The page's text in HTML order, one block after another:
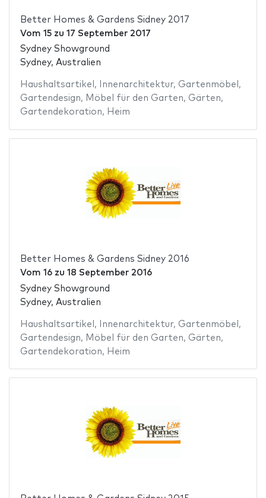
Better Homes & Gardens Sidney 2017
Vom 15zu 17 September 2017
Sydney Showground
Sydney, Australien
Haushaltsartikel , Innenarchitektur, Gartenmöbel ,
Gartendesign, Möbel für den Garten, Gärten,
Gartendekoration, Heim
Better Homes & Gardens Sidney 2016
Vom 16zu 18 September 2016
Sydney Showground
Sydney, Australien
Haushaltsartikel , Innenarchitektur, Gartenmöbel ,
Gartendesign, Möbel für den Garten, Gärten,
Gartendekoration, Heim